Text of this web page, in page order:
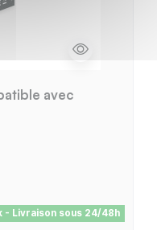
avec
- Livraison sous 24/48h